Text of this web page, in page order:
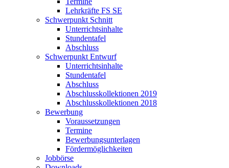
Lehrkräfte FS SE
Schwerpunkt Schnitt
Unterrichtsinhalte
Stundentafel
Abschluss
Schwerpunkt Entwurf
Unterrichtsinhalte
Stundentafel
Abschluss
Abschlusskollektionen 2019
Abschlusskollektionen 2018
Bewerbung
Voraussetzungen
Termine
Bewerbungsunterlagen
Fördermöglichkeiten
Jobbörse